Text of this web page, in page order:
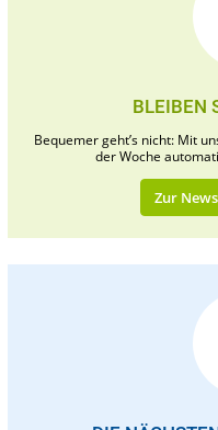
BLEIBEN
Bequemer geht’s nicht: Mit
der Woche
Zur